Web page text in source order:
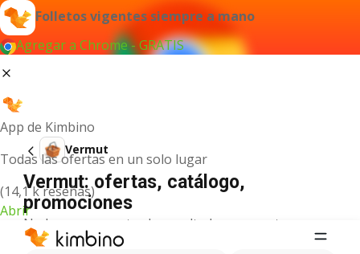
Folletos vigentes siempre a mano
Agregar a Chrome - GRATIS
App de Kimbino
Todas las ofertas en un solo lugar
(14,1 k reseñas)
Abrir
Vermut
Vermut: ofertas, catálogo,
promociones
No hemos encontrado resultados para este
término.